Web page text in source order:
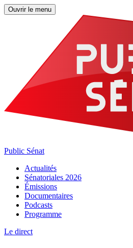
Ouvrir le menu
Public Sénat
Actualités
Sénatoriales 2026
Émissions
Documentaires
Podcasts
Programme
Le direct